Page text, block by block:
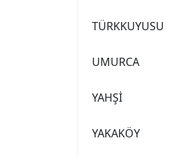
TÜRKKUYUSU
UMURCA
YAHŞİ
YAKAKÖY